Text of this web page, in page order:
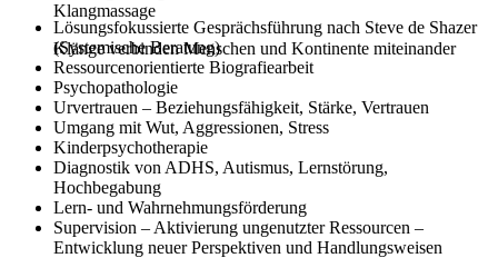
Klangmassage
Klänge verbinden Menschen und Kontinente miteinander
Lösungsfokussierte Gesprächsführung nach Steve de Shazer
(Systemische Beratung)
Ressourcenorientierte Biografiearbeit
Psychopathologie
Urvertrauen – Beziehungsfähigkeit, Stärke, Vertrauen
Umgang mit Wut, Aggressionen, Stress
Kinderpsychotherapie
Diagnostik von ADHS, Autismus, Lernstörung,
Hochbegabung
Lern- und Wahrnehmungsförderung
Supervision – Aktivierung ungenutzter Ressourcen –
Entwicklung neuer Perspektiven und Handlungsweisen